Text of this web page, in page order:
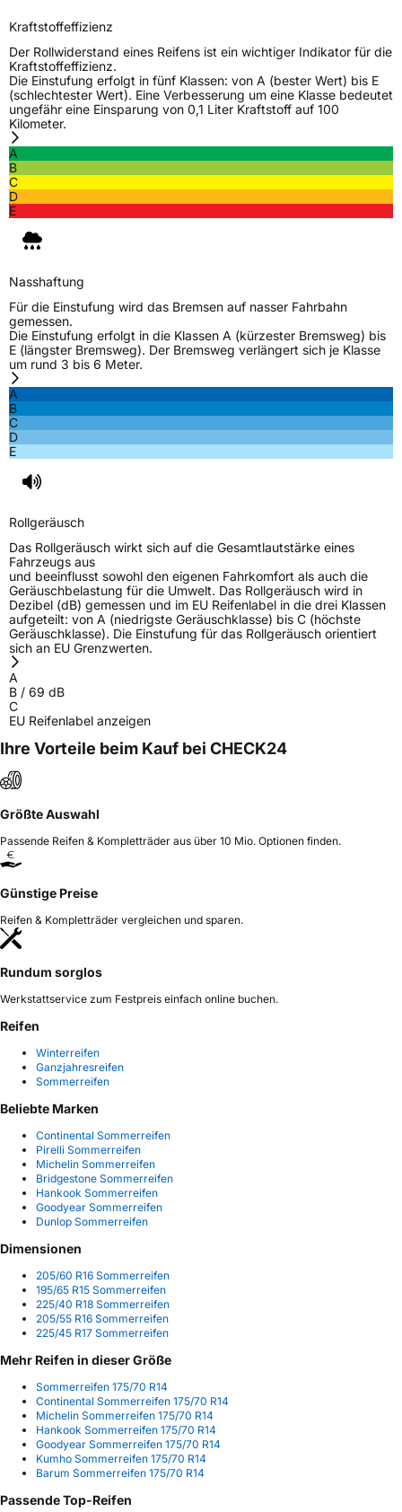
Schlauchtyp
ZustandNeureifen
EU Label
EffizienzD
NasshaftungC
Rollgeräusch (Klasse)
Rollgeräusch (dB)
FahrzeugklasseC1
3PMSF / Schneeflockensymbol / Alpine-Symbol Nein
Allgemeine Produktsicherheit (GPSR)
Kraftstoffeffizienz
Der Rollwiderstand eines Reifens ist ein wichtiger Indikator für die
Kraftstoffeffizienz.
Die Einstufung erfolgt in fünf Klassen: von A (bester Wert) bis E
(schlechtester Wert). Eine Verbesserung um eine Klasse bedeutet
ungefähr eine Einsparung von 0,1 Liter Kraftstoff auf 100
Kilometer.
A
B
C
D
E
Nasshaftung
Für die Einstufung wird das Bremsen auf nasser Fahrbahn
gemessen.
Die Einstufung erfolgt in die Klassen A (kürzester Bremsweg) bis
E (längster Bremsweg). Der Bremsweg verlängert sich je Klasse
um rund 3 bis 6 Meter.
A
B
C
D
E
Rollgeräusch
Das Rollgeräusch wirkt sich auf die Gesamtlautstärke eines
Fahrzeugs aus
und beeinflusst sowohl den eigenen Fahrkomfort als auch die
Geräuschbelastung für die Umwelt. Das Rollgeräusch wird in
Dezibel (dB) gemessen und im EU Reifenlabel in die drei Klassen
aufgeteilt: von A (niedrigste Geräuschklasse) bis C (höchste
Geräuschklasse). Die Einstufung für das Rollgeräusch orientiert
sich an EU Grenzwerten.
A
B / 69 dB
C
EU Reifenlabel anzeigen
Ihre Vorteile beim Kauf bei CHECK24
Größte Auswahl
Passende Reifen & Kompletträder aus über 10 Mio. Optionen finden.
Günstige Preise
Reifen & Kompletträder vergleichen und sparen.
Rundum sorglos
Werkstattservice zum Festpreis einfach online buchen.
Reifen
Winterreifen
Ganzjahresreifen
Sommerreifen
Beliebte Marken
Continental Sommerreifen
Pirelli Sommerreifen
Michelin Sommerreifen
Bridgestone Sommerreifen
Hankook Sommerreifen
Goodyear Sommerreifen
Dunlop Sommerreifen
Dimensionen
205/60 R16 Sommerreifen
195/65 R15 Sommerreifen
225/40 R18 Sommerreifen
205/55 R16 Sommerreifen
225/45 R17 Sommerreifen
Mehr Reifen in dieser Größe
Sommerreifen 175/70 R14
Continental Sommerreifen 175/70 R14
Michelin Sommerreifen 175/70 R14
Hankook Sommerreifen 175/70 R14
Goodyear Sommerreifen 175/70 R14
Kumho Sommerreifen 175/70 R14
Barum Sommerreifen 175/70 R14
Passende Top-Reifen